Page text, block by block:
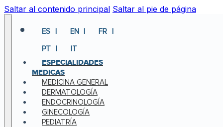
Saltar al contenido principal Saltar al pie de página
ES EN
FR
PT
IT
ESPECIALIDADES
MEDICAS
MEDICINA GENERAL
DERMATOLOGÍA
ENDOCRINOLOGÍA
GINECOLOGÍA
PEDIATRÍA